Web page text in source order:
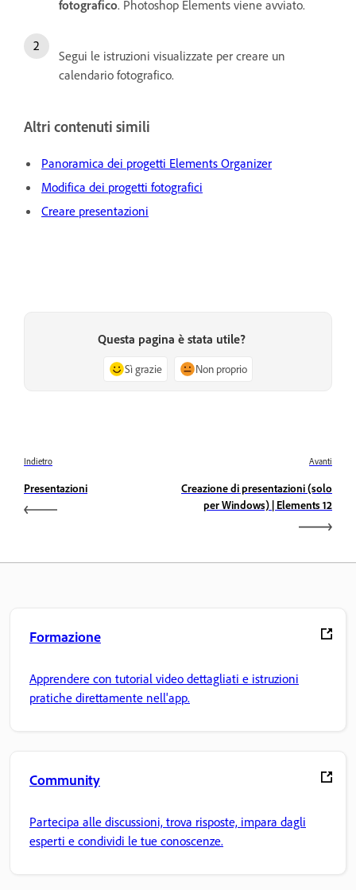
fotografico. Photoshop Elements viene avviato.
Segui le istruzioni visualizzate per creare un
calendario fotografico.
Altri contenuti simili
Panoramica dei progetti Elements Organizer
Modifica dei progetti fotografici
Creare presentazioni
Questa pagina è stata utile?
Sì grazie Non proprio
Indietro
Presentazioni
Avanti
Creazione di presentazioni (solo
per Windows) | Elements 12
Formazione
Apprendere con tutorial video dettagliati e istruzioni
pratiche direttamente nell'app.
Community
Partecipa alle discussioni, trova risposte, impara dagli
esperti e condividi le tue conoscenze.